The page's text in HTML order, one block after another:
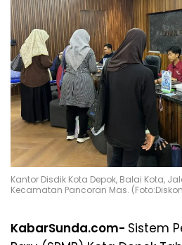
Kantor Disdik Kota Depok, Balai Kota,
Kecamatan Pancoran Mas.
KabarSunda.com- Sistem